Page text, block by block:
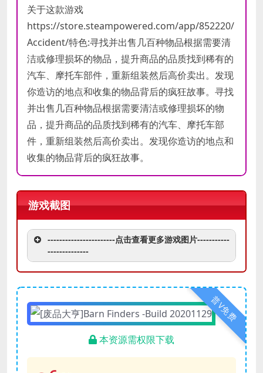
版本
存储空
间
需要 21 GB 可用空间
声卡
版本
存储空
间
需要 21 GB 可用空间
声卡
关于这款游戏
https://store.steampowered.com/app/852220/
Accident/特色:寻找并出售几百种物品根据需要清
洁或修理损坏的物品，提升商品的品质找到稀有的
汽车、摩托车部件，重新组装然后高价卖出。发现
你造访的地点和收集的物品背后的疯狂故事。寻找
并出售几百种物品根据需要清洁或修理损坏的物
品，提升商品的品质找到稀有的汽车、摩托车部
件，重新组装然后高价卖出。发现你造访的地点和
收集的物品背后的疯狂故事。
游戏截图
-----------------------点击查看更多游戏图片-----------
--------------
普V免费
本资源需权限下载